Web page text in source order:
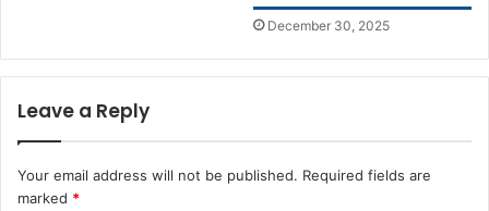
December 30, 2025
Leave a Reply
Your email address will not be published. Required fields are
marked *